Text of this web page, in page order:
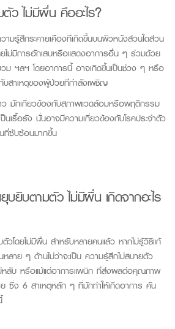
ตัว ไม่มีผื่น คืออะไร?
ามรู้สึกระคายเคืองที่เกิดขึ้นบนผิวหนังส่วนใดส่วน
ม่มีการอักเสบหรือแสดงอาการอื่น ๆ ร่วมด้วย
ฯลฯ โดยอาการนี้ อาจเกิดขึ้นเป็นช่วง ๆ หรือ
บสาเหตุของผู้ป่วยที่กำลังเผชิญ
ว มักเกี่ยวข้องกับสภาพแวดล้อมหรือพฤติกรรม
ป็นเรื้อรัง นั่นอาจมีความเกี่ยวข้องกับโรคประจำตัว
ที่ซับซ้อนมากขึ้น
บยิบตามตัว ไม่มีผื่น เกิดจากอะไร
วโดยไม่มีผื่น สำหรับหลายคนแล้ว หากไม่รู้วิธีแก้
าย ๆ ด้านไม่ว่าจะเป็น ความรู้สึกไม่สบายตัว
ลับ หรือแม้แต่อาการแพนิก ที่ส่งผลต่อคุณภาพ
ย ซึ่ง 6 สาเหตุหลัก ๆ ที่มักทำให้เกิดอาการ คัน